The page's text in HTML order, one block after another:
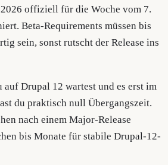
offiziell für die Woche vom 7.
Beta-Requirements müssen bis
sein, sonst rutscht der Release ins
auf Drupal 12 wartest und es erst im
du praktisch null Übergangszeit.
nach einem Major-Release
bis Monate für stabile Drupal-12-